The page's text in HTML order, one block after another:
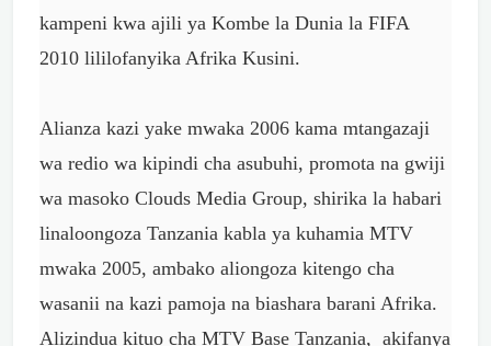
kampeni kwa ajili ya Kombe la Dunia la FIFA
2010 lililofanyika Afrika Kusini.
Alianza kazi yake mwaka 2006 kama mtangazaji
wa redio wa kipindi cha asubuhi, promota na gwiji
wa masoko Clouds Media Group, shirika la habari
linaloongoza Tanzania kabla ya kuhamia MTV
mwaka 2005, ambako aliongoza kitengo cha
wasanii na kazi pamoja na biashara barani Afrika.
Alizindua kituo cha MTV Base Tanzania, akifanya